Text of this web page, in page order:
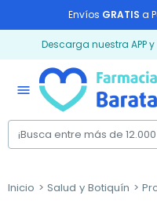
Envíos GRATIS a
Descarga nuestra APP
menu
Inicio Salud y Botiquín